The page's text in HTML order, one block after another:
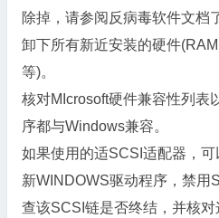
除掉，请参阅反病毒软件文档
卸下所有新近安装的硬件
等)。
核对MIcrosoft硬件兼容性列表
序都与Windows兼容。
如果使用的适SCSI适配器，
新WINDOWS驱动程序，禁用
查该SCSI链是否终结，并核